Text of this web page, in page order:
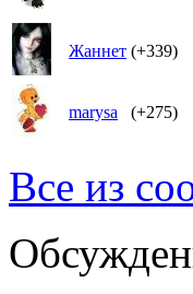
Жаннет (+339)
marysa (+275)
Все из